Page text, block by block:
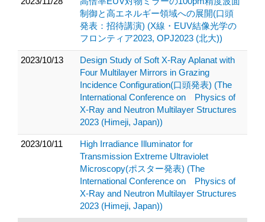
制御と高エネルギー領域への展開(口頭
発表：招待講演) (X線・EUV結像光学の
フロンティア2023, OPJ2023 (北大))
2023/10/13
Design Study of Soft X-Ray Aplanat with
Four Multilayer Mirrors in Grazing
Incidence Configuration(口頭発表) (The
International Conference on Physics of
X-Ray and Neutron Multilayer Structures
2023 (Himeji, Japan))
2023/10/11
High Irradiance Illuminator for
Transmission Extreme Ultraviolet
Microscopy(ポスター発表) (The
International Conference on Physics of
X-Ray and Neutron Multilayer Structures
2023 (Himeji, Japan))